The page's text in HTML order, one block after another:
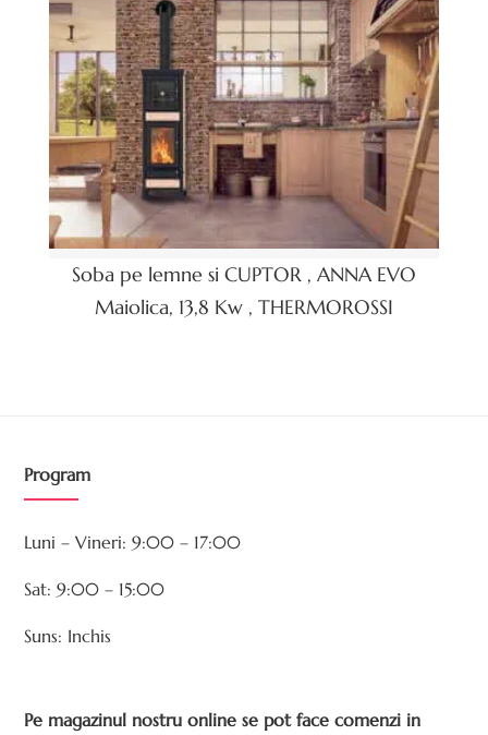
Soba pe lemne si CUPTOR , ANNA EVO
Maiolica, 13,8 Kw , THERMOROSSI
Program
Luni – Vineri: 9:00 – 17:00
Sat: 9:00 – 15:00
Suns: Inchis
Pe magazinul nostru online se pot face comenzi in